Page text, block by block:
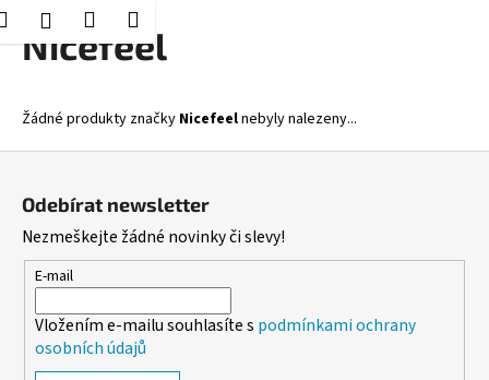
Přejít
HledatPřihlášení
Nákupní
košík
Menu
Nicefeel
Žádné produkty značky Nicefeelnebyly nalezeny...
K
o
Zpět
Zpět
C
o
o
t
ř
e
b
u
Odebírat newsletter
Nezmeškejte žádné novinky či slevy!
E-mail
Vložením e-mailu souhlasíte s podmínkami ochrany
osobních údajů